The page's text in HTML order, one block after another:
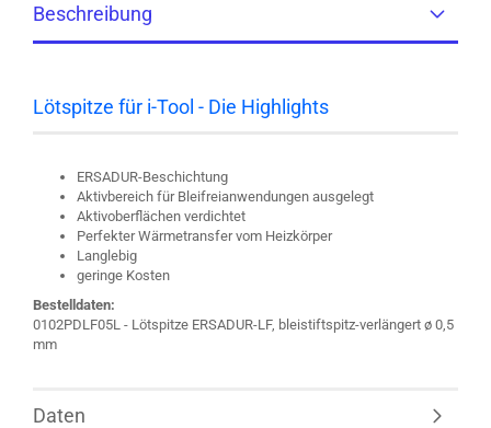
Beschreibung
Lötspitze für i-Tool - Die Highlights
ERSADUR-Beschichtung
Aktivbereich für Bleifreianwendungen ausgelegt
Aktivoberflächen verdichtet
Perfekter Wärmetransfer vom Heizkörper
Langlebig
geringe Kosten
Bestelldaten:
0102PDLF05L - Lötspitze ERSADUR-LF, bleistiftspitz-verlängert ø 0,5
mm
Daten